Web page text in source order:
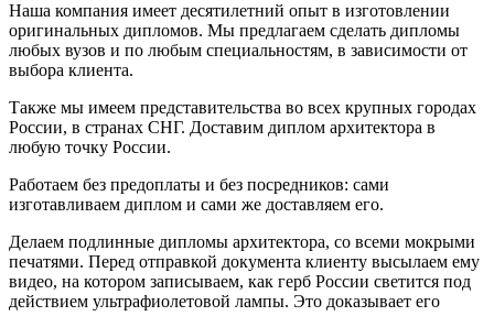
Наша компания имеет десятилетний опыт в изготовлении
оригинальных дипломов. Мы предлагаем сделать дипломы
любых вузов и по любым специальностям, в зависимости от
выбора клиента.
Также мы имеем представительства во всех крупных городах
России, в странах СНГ. Доставим диплом архитектора в
любую точку России.
Работаем без предоплаты и без посредников: сами
изготавливаем диплом и сами же доставляем его.
Делаем подлинные дипломы архитектора, со всеми мокрыми
печатями. Перед отправкой документа клиенту высылаем ему
видео, на котором записываем, как герб России светится под
действием ультрафиолетовой лампы. Это доказывает его